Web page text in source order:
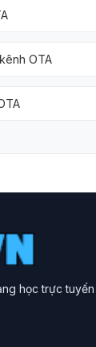
OTA
học trực